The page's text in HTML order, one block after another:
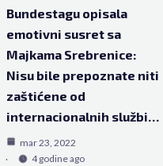
Bundestagu opisala
emotivni susret sa
Majkama Srebrenice:
Nisu bile prepoznate niti
zaštićene od
internacionalnih službi…
mar 23, 2022
4 godine ago